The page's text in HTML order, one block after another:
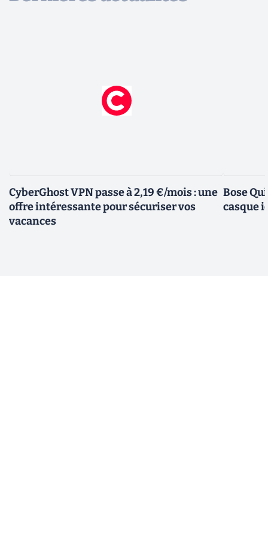
CyberGhost VPN passe à 2,19 €/mois : une
offre intéressante pour sécuriser vos
vacances
Bose
casque